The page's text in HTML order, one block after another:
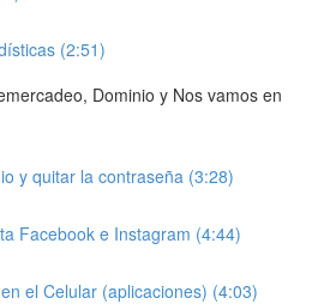
(2:51)
Dominio y Nos vamos en
y quitar la contraseña (3:28)
Facebook e Instagram (4:44)
el Celular (aplicaciones) (4:03)